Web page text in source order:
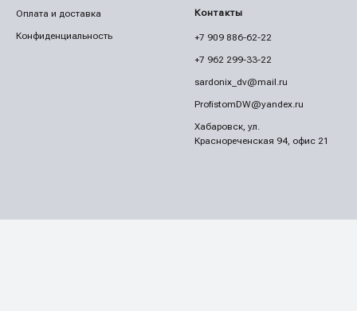
Оплата и доставка
Конфиденциальность
Контакты
+7 909 886-62-22
+7 962 299-33-22
sardonix_dv@mail.ru
ProfistomDW@yandex.ru
Хабаровск, ул.
Краснореченская 94, офис 21